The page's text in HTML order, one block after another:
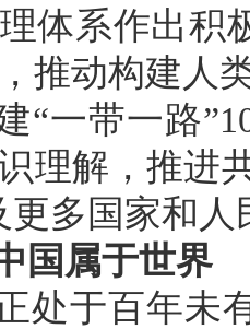
体系作出积
推动构建人
“一带一路
理解，推进
更多国家和
国属于世界
处于百年未